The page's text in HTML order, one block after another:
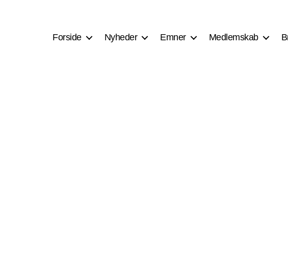
Forside Nyheder Emner Medlemskab